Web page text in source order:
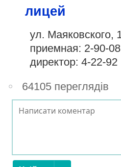
лицей
ул. Маяковского,
приемная: 2-90-08
директор: 4-22-92
64105 переглядів